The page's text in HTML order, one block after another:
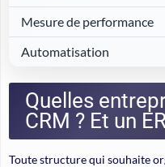
Mesure de performance
Automatisation
Quelles
CRM ? Et un
Toute structure qui souhaite